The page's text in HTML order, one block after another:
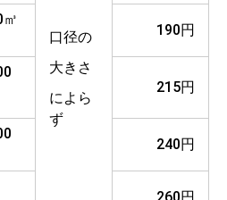
口径の
大きさ
によら
ず
190円
215円
240円